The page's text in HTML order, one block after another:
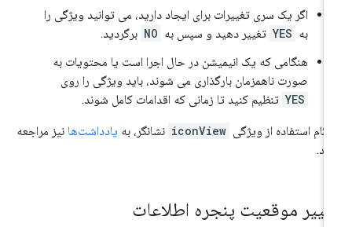
اگر یک سری تغییرات برای ایجاد دارید، می توانید ویژگی را
YES تغییر دهید و سپس به NO برگردید.
هنگامی که یک انیمیشن در حال اجرا است یا محتویات به
صورت ناهمزمان بارگذاری می شوند، باید ویژگی را روی
تنظیم کنید تا زمانی که اقدامات کامل شوند.
استفاده از ویژگی iconView نشانگر، به یادداشت‌هانیز مراجعه
موقعیت پنجره اطلاعات